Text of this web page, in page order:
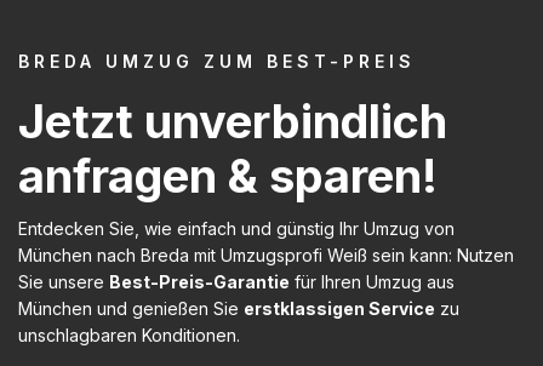
BREDA UMZUG ZUM BEST-PREIS
Jetzt unverbindlich
anfragen & sparen!
Entdecken Sie, wie einfach und günstig Ihr Umzug von
München nach Breda mit Umzugsprofi Weiß sein kann: Nutzen
Sie unsere Best-Preis-Garantie für Ihren Umzug aus
München und genießen Sie erstklassigen Service zu
unschlagbaren Konditionen.